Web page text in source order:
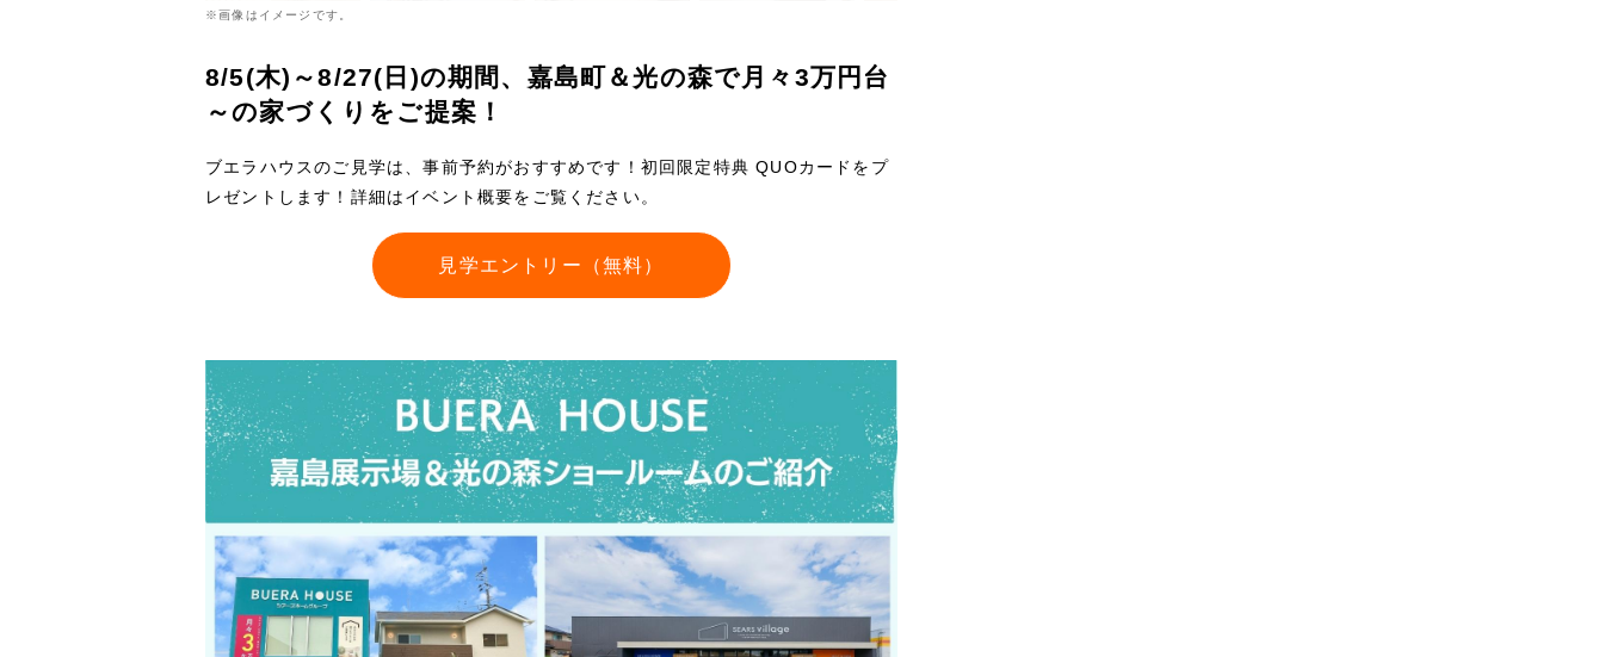
※画像はイメージです。
8/5(木)～8/27(日)の期間、嘉島町＆光の森で月々3万円台
～の家づくりをご提案！
ブエラハウスのご見学は、事前予約がおすすめです！初回限定特典 QUOカードをプ
レゼントします！詳細はイベント概要をご覧ください。
見学エントリー（無料）